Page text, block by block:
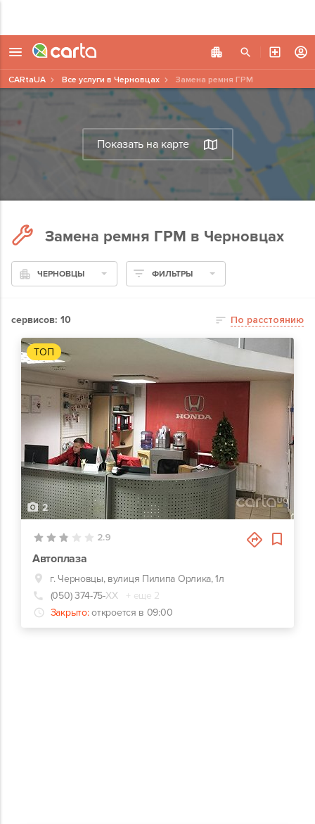
Показать на карте
CARtaUA Все услуги в Черновцах Замена ремня ГРМ
Замена ремня ГРМ в Черновцах
ЧЕРНОВЦЫ ФИЛЬТРЫ
сервисов: 10 По расстоянию
ТОП
2
2.9
Автоплаза
г. Черновцы, вулиця Пилипа Орлика, 1л
(050) 374-75-ХХ
+ еще 2
Закрыто: откроется в 09:00